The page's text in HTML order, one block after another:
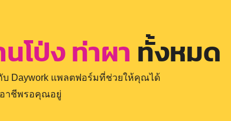
โป่ง ท่าผา ทั้งหมด
Daywork แพลตฟอร์มที่ช่วยให้คุณได้
อาชีพรอคุณอยู่